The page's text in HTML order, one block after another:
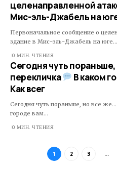
целенаправленной
Мис-эль-Джабель на
Первоначальное сообщение о
здание в Мис-эль-Джабель на юге…
0 МИН. ЧТЕНИЯ
Сегодня чуть
перекличка
В каком
Как всег
Сегодня чуть пораньше, но все же...
городе вам…
0 МИН. ЧТЕНИЯ
1 2 3 …